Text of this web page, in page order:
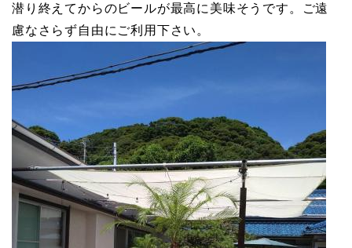
潜り終えてからのビールが最高に美味そうです。ご遠
慮なさらず自由にご利用下さい。